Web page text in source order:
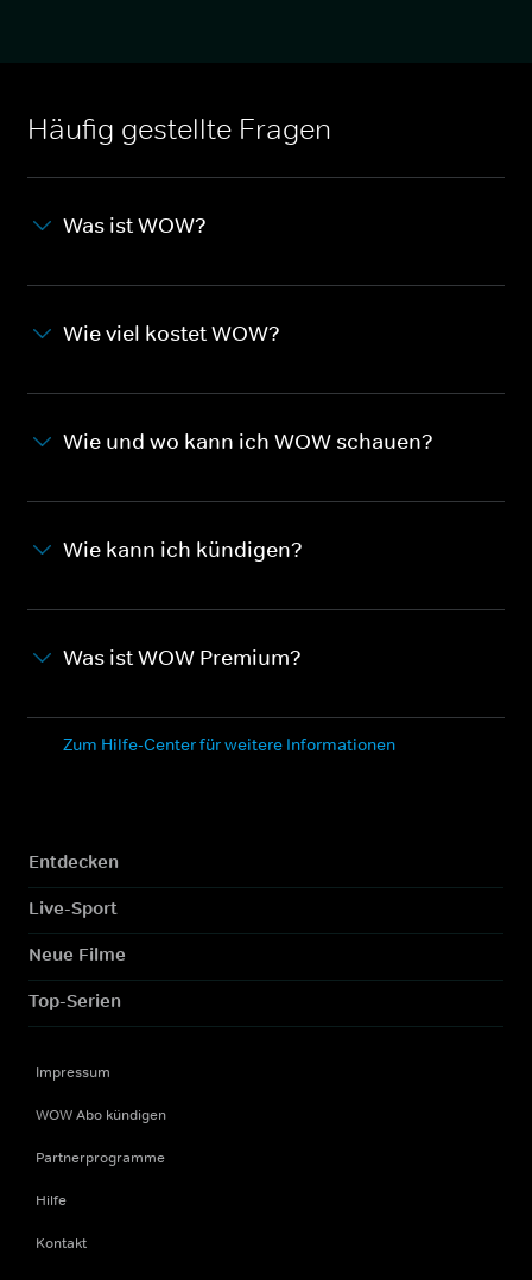
Häufig gestellte Fragen
Was ist WOW?
Wie viel kostet WOW?
Wie und wo kann ich WOW schauen?
Wie kann ich kündigen?
Was ist WOW Premium?
Zum Hilfe-Center für weitere Informationen
Entdecken
Live-Sport
Neue Filme
Top-Serien
Impressum
WOW Abo kündigen
Partnerprogramme
Hilfe
Kontakt